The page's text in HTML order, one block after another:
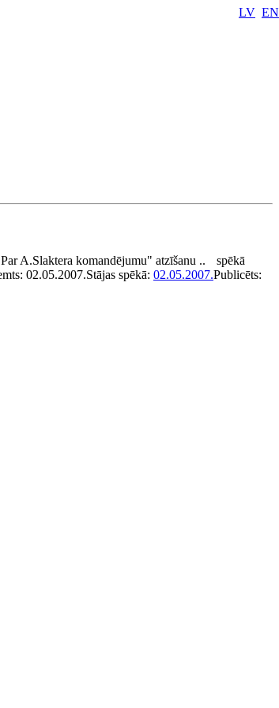
LV EN
A.Slaktera komandējumu" atzīšanu ..
spēkā
02.05.2007.Stājas spēkā: 02.05.2007.Publicēts: